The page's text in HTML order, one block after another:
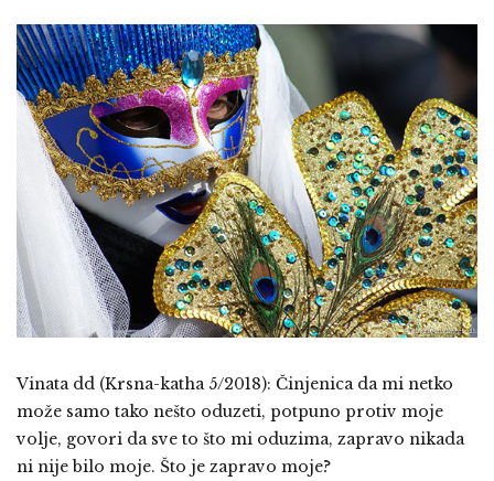
Vinata dd (Krsna-katha 5/2018): Činjenica da mi netko
može samo tako nešto oduzeti, potpuno protiv moje
volje, govori da sve to što mi oduzima, zapravo nikada
ni nije bilo moje. Što je zapravo moje?